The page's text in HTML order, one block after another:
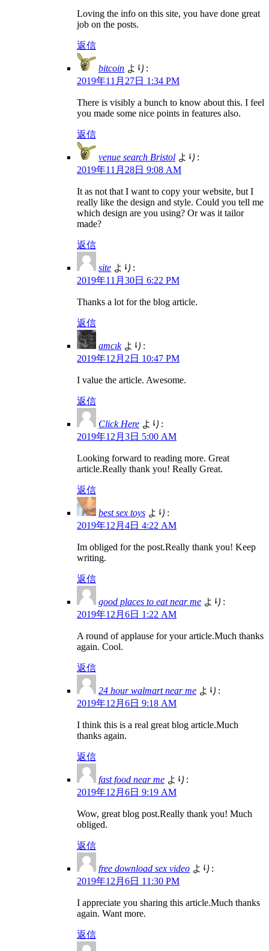
Loving the info on this site, you have done great
job on the posts.
返信
bitcoin より:
2019年11月27日 1:34 PM
There is visibly a bunch to know about this. I feel
you made some nice points in features also.
返信
venue search Bristol より:
2019年11月28日 9:08 AM
It as not that I want to copy your website, but I
really like the design and style. Could you tell me
which design are you using? Or was it tailor
made?
返信
site より:
2019年11月30日 6:22 PM
Thanks a lot for the blog article.
返信
amcık より:
2019年12月2日 10:47 PM
I value the article. Awesome.
返信
Click Here より:
2019年12月3日 5:00 AM
Looking forward to reading more. Great
article.Really thank you! Really Great.
返信
best sex toys より:
2019年12月4日 4:22 AM
Im obliged for the post.Really thank you! Keep
writing.
返信
good places to eat near me より:
2019年12月6日 1:22 AM
A round of applause for your article.Much thanks
again. Cool.
返信
24 hour walmart near me より:
2019年12月6日 9:18 AM
I think this is a real great blog article.Much
thanks again.
返信
fast food near me より:
2019年12月6日 9:19 AM
Wow, great blog post.Really thank you! Much
obliged.
返信
free download sex video より:
2019年12月6日 11:30 PM
I appreciate you sharing this article.Much thanks
again. Want more.
返信